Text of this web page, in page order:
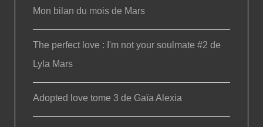
Mon bilan du mois de Mars
The perfect love : I'm not your soulmate #2 de
Lyla Mars
Adopted love tome 3 de Gaïa Alexia